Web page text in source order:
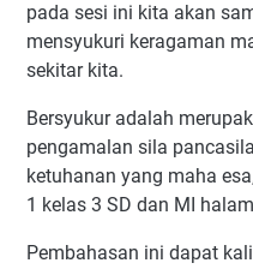
pada sesi ini kita akan
mensyukuri keragaman
sekitar kita.
Bersyukur adalah
pengamalan sila
ketuhanan yang maha
1 kelas 3 SD dan MI
Pembahasan ini dapat